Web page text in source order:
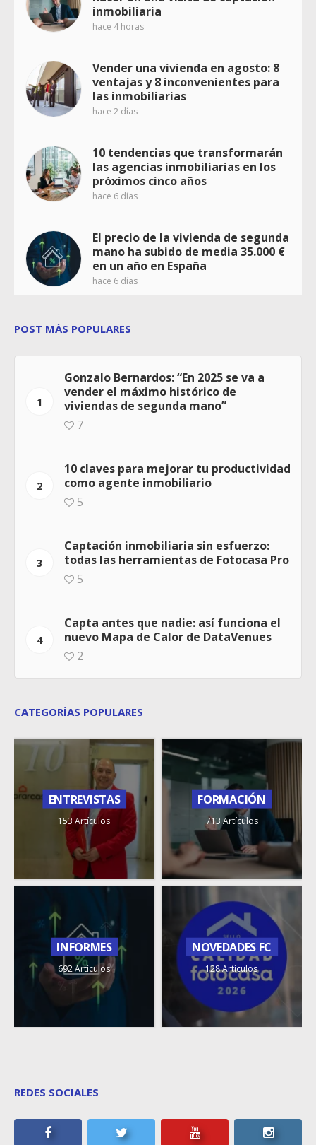
inmobiliaria
hace 4 horas
Vender una vivienda en agosto: 8
ventajas y 8 inconvenientes para
las inmobiliarias
hace 2 días
10 tendencias que transformarán
las agencias inmobiliarias en los
próximos cinco años
hace 6 días
El precio de la vivienda de segunda
mano ha subido de media 35.000 €
en un año en España
hace 6 días
POST MÁS POPULARES
1
Gonzalo Bernardos: “En 2025 se va a
vender el máximo histórico de
viviendas de segunda mano”
7
2
10 claves para mejorar tu productividad
como agente inmobiliario
5
3
Captación inmobiliaria sin esfuerzo:
todas las herramientas de Fotocasa Pro
5
4
Capta antes que nadie: así funciona el
nuevo Mapa de Calor de DataVenues
2
CATEGORÍAS POPULARES
ENTREVISTAS
153 Artículos
FORMACIÓN
713 Artículos
INFORMES
692 Artículos
NOVEDADES FC
128 Artículos
REDES SOCIALES